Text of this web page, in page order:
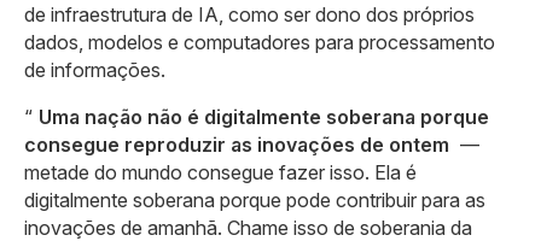
de infraestrutura de IA, como ser dono dos próprios
dados, modelos e computadores para processamento
de informações.
“ Uma nação não é digitalmente soberana porque
consegue reproduzir as inovações de ontem —
metade do mundo consegue fazer isso. Ela é
digitalmente soberana porque pode contribuir para as
inovações de amanhã. Chame isso de soberania da